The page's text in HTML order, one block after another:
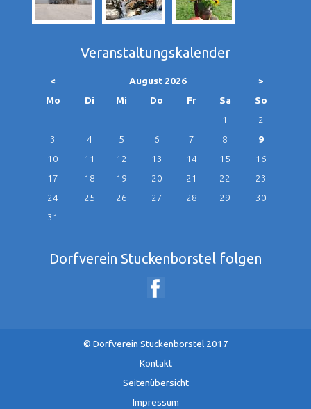
Veranstaltungskalender
< August 2026
>
Montag Di enstag
Mi ttwoch
Do nnerstag
Freitag SamstagSonntag
1
2
3
4 5 6 7 8
9
10
11 12 13 14 15
16
17
18 19 20 21 22
23
24
25 26 27 28 29
30
31
Dorfverein Stuckenborstel folgen
© Dorfverein Stuckenborstel 2017
Navigation
überspringen
Kontakt
Seitenübersicht
Impressum